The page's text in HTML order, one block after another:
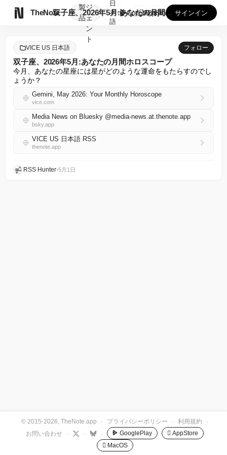
TheNote
製
品
ジ
ェ
ン
ト
双子座、2026年5月:あなたの月間ホロスコープ
日
本
語
GooglePlay
AppStore サインイン
VICE US 日本語 フォロー
双子座、2026年5月:あなたの月間ホロスコープ
今月、あなたの星座には星がどのような運命をもたらすのでし
ょうか？
Gemini, May 2026: Your Monthly Horoscope
vice.com
Media News on Bluesky @media-news.at.thenote.app
bsky.app
VICE US 日本語 RSS
thenote.app
RSS Hunter•5月1日
© 2015-2026, TheNote.app · プライバシーポリシー · 利用規約
·
お問い合わせ
· · · GooglePlay
 AppStore
 MacOS